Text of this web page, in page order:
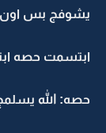
يشوفج بس اون
ابتسمت حصه
حصه: الله